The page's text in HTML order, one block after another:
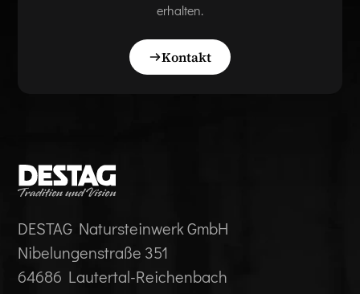
erhalten.
Kontakt
DESTAG Natursteinwerk GmbH
Nibelungenstraße 351
64686 Lautertal-Reichenbach